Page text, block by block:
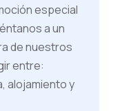
especial
a un
de nuestros
entre:
alojamiento y